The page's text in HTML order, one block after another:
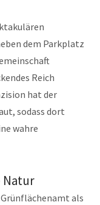
dem Parkplatz
Reich
hat der
sodass dort
wahre
Natur
als